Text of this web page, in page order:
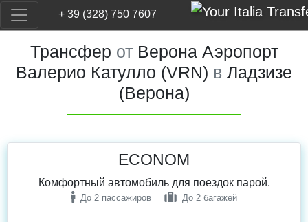
+ 39 (328) 750 7607
Трансфер отВерона Аэропорт
Валерио Катулло (VRN) в Ладзизе
(Верона)
ECONOM
Комфортный автомобиль для поездок парой.
До 2 пассажиров До 2 багажей